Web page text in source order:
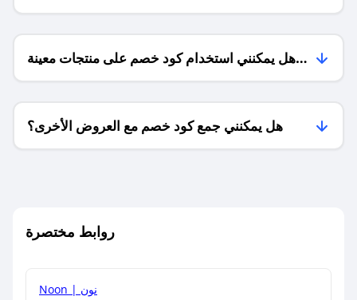
هل يمكنني استخدام كود خصم على منتجات معينة
فقط؟
هل يمكنني جمع كود خصم مع العروض الأخرى؟
روابط مختصرة
Noon | نون